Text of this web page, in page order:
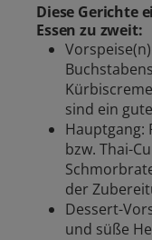
Diese Gerichte
Essen zu zweit:
sind ein
Hauptgang:
bzw. Thai-
der
Dessert-
und süße